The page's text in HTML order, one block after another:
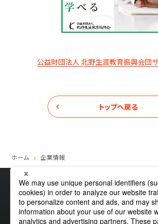
公益財団法人 北野生涯教育振興会団
トップへ戻る
ホーム 企業情報
サイトマップ グローバルプライバシ
クッキーポリシーサイトポリシーお